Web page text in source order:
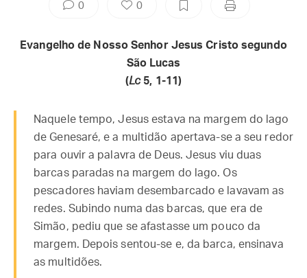
0 0
Evangelho de Nosso Senhor Jesus Cristo segundo
São Lucas
(Lc 5, 1-11)
Naquele tempo, Jesus estava na margem do lago
de Genesaré, e a multidão apertava-se a seu redor
para ouvir a palavra de Deus. Jesus viu duas
barcas paradas na margem do lago. Os
pescadores haviam desembarcado e lavavam as
redes. Subindo numa das barcas, que era de
Simão, pediu que se afastasse um pouco da
margem. Depois sentou-se e, da barca, ensinava
as multidões.